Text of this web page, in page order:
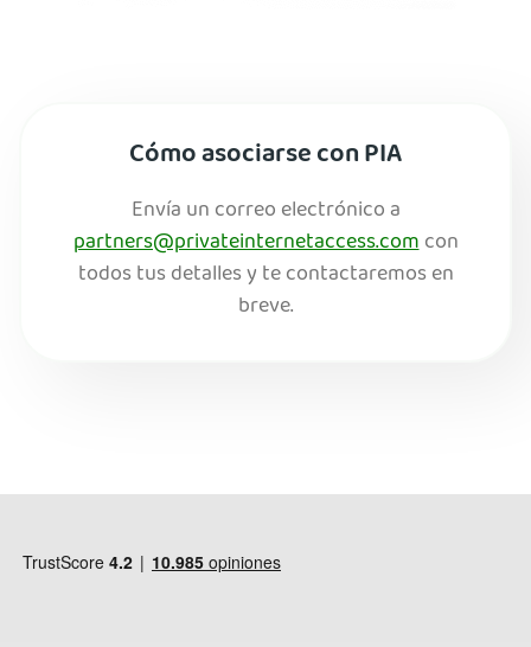
Cómo asociarse con PIA
Envía un correo electrónico a
partners@privateinternetaccess.comcon
todos tus detalles y te contactaremos en
breve.